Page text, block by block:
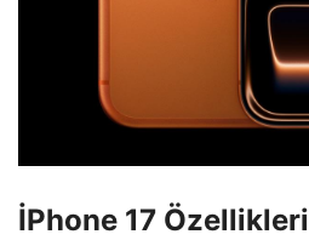
İPhone 17 Özellikleri